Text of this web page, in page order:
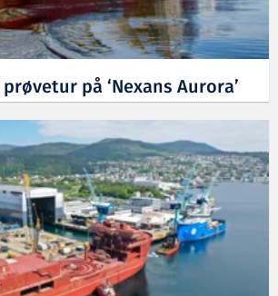
på ‘Nexans Aurora’